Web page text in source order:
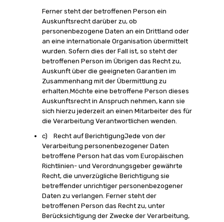
Ferner steht der betroffenen Person ein
Auskunftsrecht darüber zu, ob
personenbezogene Daten an ein Drittland oder
an eine internationale Organisation übermittelt
wurden. Sofern dies der Fall ist, so steht der
betroffenen Person im Übrigen das Recht zu,
Auskunft über die geeigneten Garantien im
Zusammenhang mit der Übermittlung zu
erhalten.Möchte eine betroffene Person dieses
Auskunftsrecht in Anspruch nehmen, kann sie
sich hierzu jederzeit an einen Mitarbeiter des für
die Verarbeitung Verantwortlichen wenden.
c) Recht auf BerichtigungJede von der
Verarbeitung personenbezogener Daten
betroffene Person hat das vom Europäischen
Richtlinien- und Verordnungsgeber gewährte
Recht, die unverzügliche Berichtigung sie
betreffender unrichtiger personenbezogener
Daten zu verlangen. Ferner steht der
betroffenen Person das Recht zu, unter
Berücksichtigung der Zwecke der Verarbeitung,